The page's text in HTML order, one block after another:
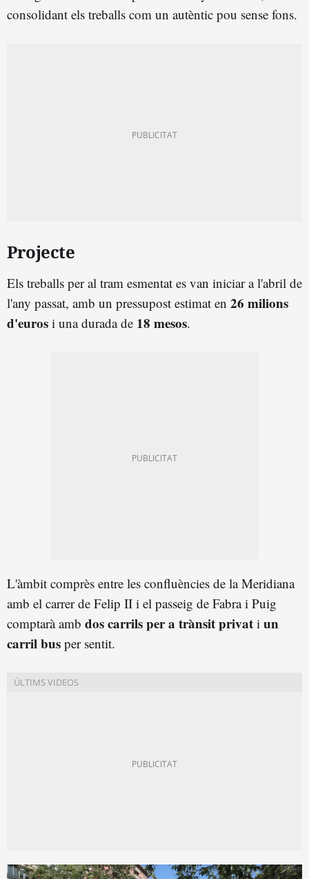
consolidant els treballs com un autèntic pou sense fons.
Projecte
Els treballs per al tram esmentat es van iniciar a l'abril de
l'any passat, amb un pressupost estimat en 26 milions
d'euros i una durada de 18 mesos.
L'àmbit comprès entre les confluències de la Meridiana
amb el carrer de Felip II i el passeig de Fabra i Puig
comptarà amb dos carrils per a trànsit privat i un
carril bus per sentit.